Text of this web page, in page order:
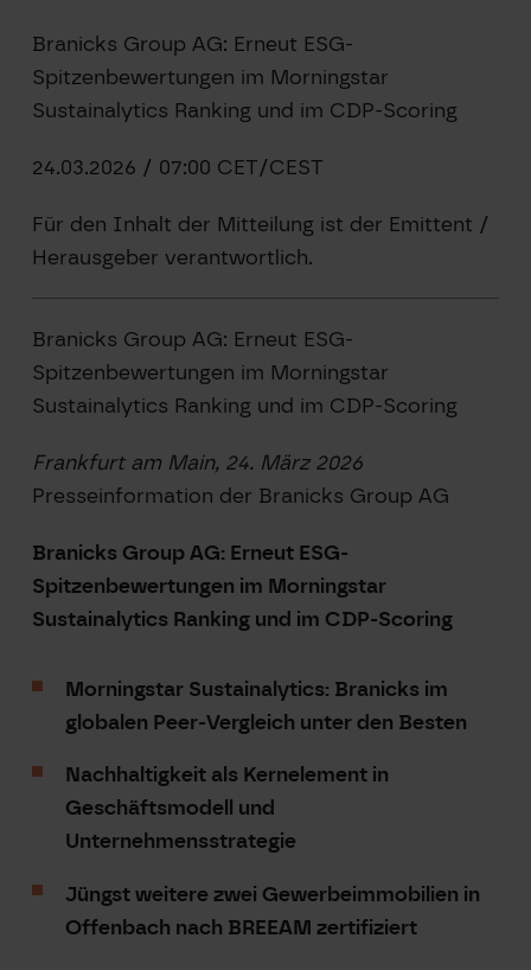
Branicks Group AG: Erneut ESG-
Spitzenbewertungen im Morningstar
Sustainalytics Ranking und im CDP-Scoring
24.03.2026 / 07:00 CET/CEST
Für den Inhalt der Mitteilung ist der Emittent /
Herausgeber verantwortlich.
Branicks Group AG: Erneut ESG-
Spitzenbewertungen im Morningstar
Sustainalytics Ranking und im CDP-Scoring
Frankfurt am Main, 24. März 2026
Presseinformation der Branicks Group AG
Branicks Group AG: Erneut ESG-
Spitzenbewertungen im Morningstar
Sustainalytics Ranking und im CDP-Scoring
Morningstar Sustainalytics: Branicks im
globalen Peer-Vergleich unter den Besten
Nachhaltigkeit als Kernelement in
Geschäftsmodell und
Unternehmensstrategie
Jüngst weitere zwei Gewerbeimmobilien in
Offenbach nach BREEAM zertifiziert